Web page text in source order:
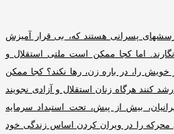
پسرانی هستند که، بی قرار آمیزش
اما کجا ممکن است ملتی استقلال و
خویش را، در باره زن، رها نکند؟ کجا ممکن
کنند هرگاه زنان استقلال و آزادی نجویند
بیش از پیش، تحت استبداد سرمایه
را در ویران کردن اساس زندگی خود